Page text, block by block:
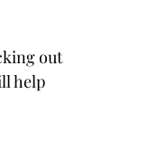
out
help